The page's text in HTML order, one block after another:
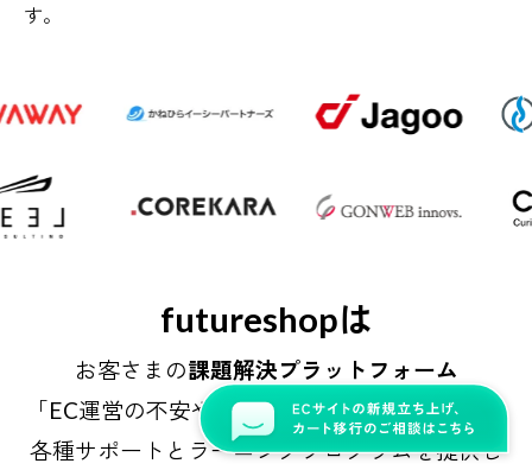
す。
futureshopは
お客さまの課題解決プラットフォーム
「EC運営の不安や疑問を解消し売上を伸ばす」
各種サポートとラーニングプログラムを提供し